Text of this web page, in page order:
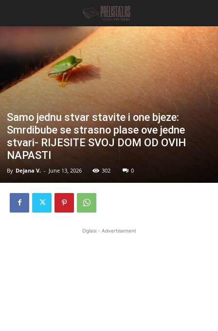
Samo jednu stvar stavite i one bjeze:
Smrdibube se strasno plase ove jedne
stvari- RIJESITE SVOJ DOM OD OVIH
NAPASTI
By Dejana V. - June 13, 2026 302 0
Oglasi - Advertisement